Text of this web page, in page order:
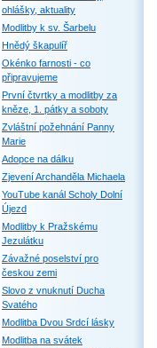
ohlášky, aktuality
Modlitby k sv. Šarbelu
Hnědý škapulíř
Okénko farnosti - co
připravujeme
První čtvrtky a modlitby za
kněze, 1. pátky a soboty
Zvláštní požehnání Panny
Marie
Adopce na dálku
Zjevení Archanděla Michaela
YouTube kanál Scholy Dolní
Újezd
Modlitby k Pražskému
Jezulátku
Závažné poselství pro
českou zemi
Slovo z vnuknutí Ducha
Svatého
Modlitba Dvou Srdcí lásky
Modlitba na svátek